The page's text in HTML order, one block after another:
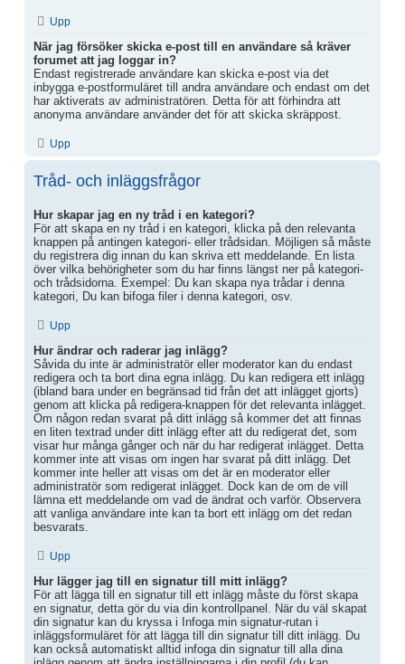
Upp
När jag försöker skicka e-post till en användare så kräver
forumet att jag loggar in?
Endast registrerade användare kan skicka e-post via det
inbygga e-postformuläret till andra användare och endast om det
har aktiverats av administratören. Detta för att förhindra att
anonyma användare använder det för att skicka skräppost.
Upp
Tråd- och inläggsfrågor
Hur skapar jag en ny tråd i en kategori?
För att skapa en ny tråd i en kategori, klicka på den relevanta
knappen på antingen kategori- eller trådsidan. Möjligen så måste
du registrera dig innan du kan skriva ett meddelande. En lista
över vilka behörigheter som du har finns längst ner på kategori-
och trådsidorna. Exempel: Du kan skapa nya trådar i denna
kategori, Du kan bifoga filer i denna kategori, osv.
Upp
Hur ändrar och raderar jag inlägg?
Såvida du inte är administratör eller moderator kan du endast
redigera och ta bort dina egna inlägg. Du kan redigera ett inlägg
(ibland bara under en begränsad tid från det att inlägget gjorts)
genom att klicka på redigera-knappen för det relevanta inlägget.
Om någon redan svarat på ditt inlägg så kommer det att finnas
en liten textrad under ditt inlägg efter att du redigerat det, som
visar hur många gånger och när du har redigerat inlägget. Detta
kommer inte att visas om ingen har svarat på ditt inlägg. Det
kommer inte heller att visas om det är en moderator eller
administratör som redigerat inlägget. Dock kan de om de vill
lämna ett meddelande om vad de ändrat och varför. Observera
att vanliga användare inte kan ta bort ett inlägg om det redan
besvarats.
Upp
Hur lägger jag till en signatur till mitt inlägg?
För att lägga till en signatur till ett inlägg måste du först skapa
en signatur, detta gör du via din kontrollpanel. När du väl skapat
din signatur kan du kryssa i Infoga min signatur-rutan i
inläggsformuläret för att lägga till din signatur till ditt inlägg. Du
kan också automatiskt alltid infoga din signatur till alla dina